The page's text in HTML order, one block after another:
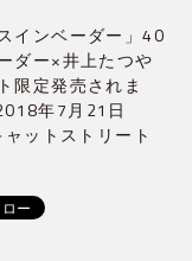
インベーダー」40
ダー×井上たつや
限定発売されま
年7月21日
ットストリート